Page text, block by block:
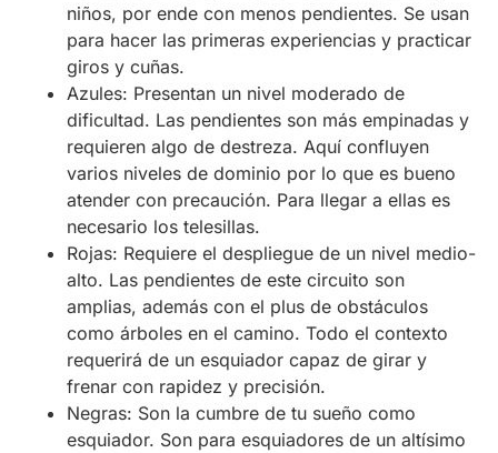
niños, por ende con menos pendientes. Se usan
para hacer las primeras experiencias y practicar
giros y cuñas.
Azules: Presentan un nivel moderado de
dificultad. Las pendientes son más empinadas y
requieren algo de destreza. Aquí confluyen
varios niveles de dominio por lo que es bueno
atender con precaución. Para llegar a ellas es
necesario los telesillas.
Rojas: Requiere el despliegue de un nivel medio-
alto. Las pendientes de este circuito son
amplias, además con el plus de obstáculos
como árboles en el camino. Todo el contexto
requerirá de un esquiador capaz de girar y
frenar con rapidez y precisión.
Negras: Son la cumbre de tu sueño como
esquiador. Son para esquiadores de un altísimo